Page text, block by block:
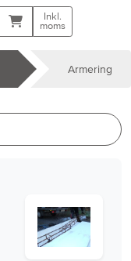
Kundvagn
Inkl.
moms
Armering